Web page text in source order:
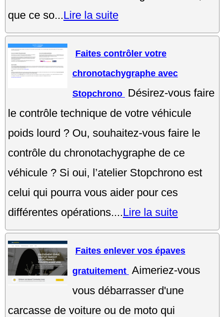
que ce so...Lire la suite
Faites contrôler votre
chronotachygraphe avec
Stopchrono Désirez-vous faire
le contrôle technique de votre véhicule
poids lourd ? Ou, souhaitez-vous faire le
contrôle du chronotachygraphe de ce
véhicule ? Si oui, l’atelier Stopchrono est
celui qui pourra vous aider pour ces
différentes opérations....Lire la suite
Faites enlever vos épaves
gratuitement Aimeriez-vous
vous débarrasser d'une
carcasse de voiture ou de moto qui